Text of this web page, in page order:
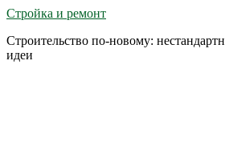
Стройка и ремонт
Строительство по-новому:
идеи